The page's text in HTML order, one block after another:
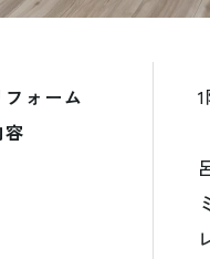
フォーム
容